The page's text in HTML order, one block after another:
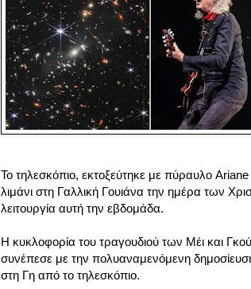
Το τηλεσκόπιο, εκτοξεύτηκε με πύραυλο
λιμάνι στη Γαλλική Γουιάνα την ημέρα των
λειτουργία αυτή την εβδομάδα.
Η κυκλοφορία του τραγουδιού των Μέι και
συνέπεσε με την πολυαναμενόμενη
στη Γη από το τηλεσκόπιο.